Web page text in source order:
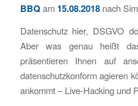
BBQ am 15.08.2018nach
Datenschutz hier, DSGVO
Aber was genau heißt
präsentieren Ihnen auf
datenschutzkonform agieren
ankommt – Live-Hacking und